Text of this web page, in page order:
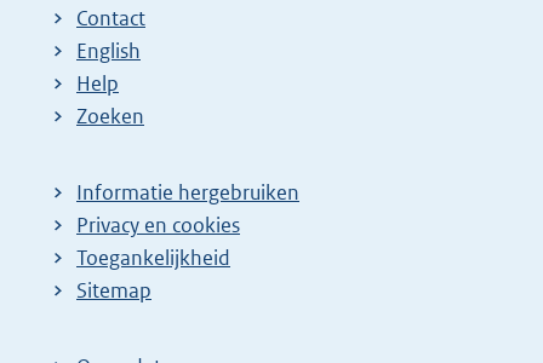
Contact
English
Help
Zoeken
Informatie hergebruiken
Privacy en cookies
Toegankelijkheid
Sitemap